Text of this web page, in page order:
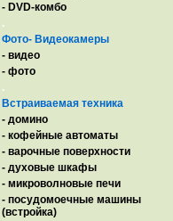
- DVD-комбо
.
Фото- Видеокамеры
- видео
- фото
.
Встраиваемая техника
- домино
- кофейные автоматы
- варочные поверхности
- духовые шкафы
- микроволновые печи
- посудомоечные машины
(встройка)